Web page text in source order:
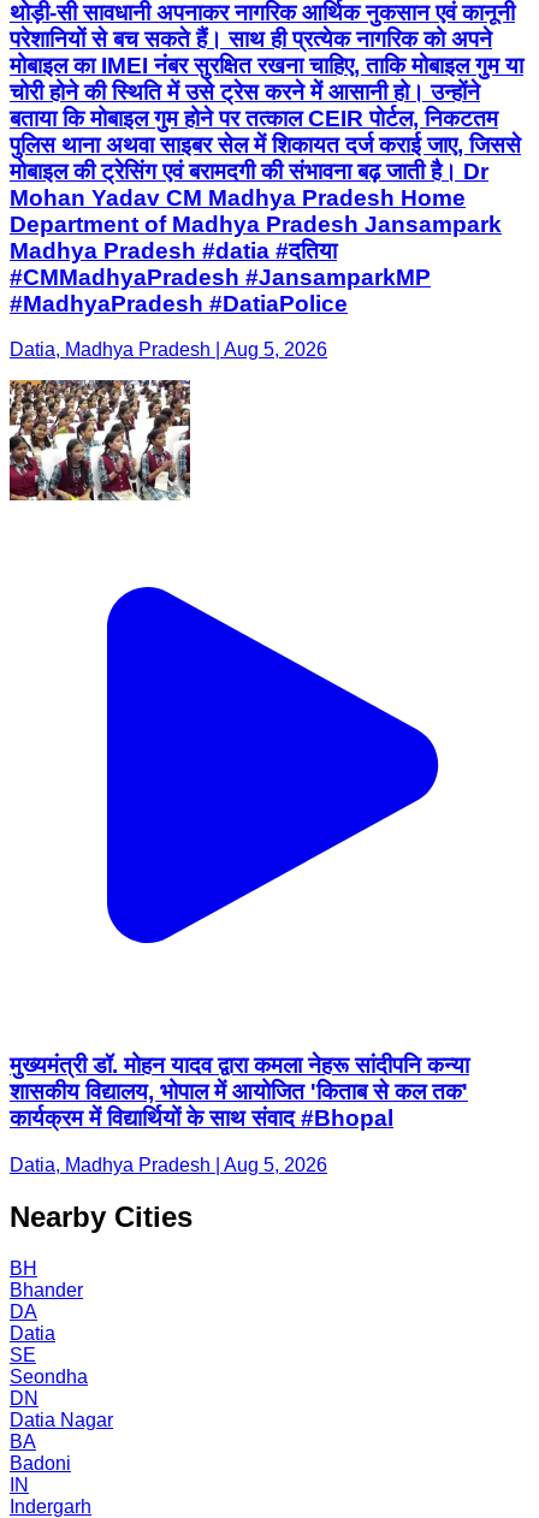
थोड़ी-सी सावधानी अपनाकर नागरिक आर्थिक नुकसान एवं कानूनी
परेशानियों से बच सकते हैं। साथ ही प्रत्येक नागरिक को अपने
मोबाइल का IMEI नंबर सुरक्षित रखना चाहिए, ताकि मोबाइल गुम या
चोरी होने की स्थिति में उसे ट्रेस करने में आसानी हो। उन्होंने
बताया कि मोबाइल गुम होने पर तत्काल CEIR पोर्टल, निकटतम
पुलिस थाना अथवा साइबर सेल में शिकायत दर्ज कराई जाए, जिससे
मोबाइल की ट्रेसिंग एवं बरामदगी की संभावना बढ़ जाती है। Dr
Mohan Yadav CM Madhya Pradesh Home
Department of Madhya Pradesh Jansampark
Madhya Pradesh #datia #दतिया
#CMMadhyaPradesh #JansamparkMP
#MadhyaPradesh #DatiaPolice
Datia, Madhya Pradesh | Aug 5, 2026
मुख्यमंत्री डॉ. मोहन यादव द्वारा कमला नेहरू सांदीपनि कन्या
शासकीय विद्यालय, भोपाल में आयोजित 'किताब से कल तक'
कार्यक्रम में विद्यार्थियों के साथ संवाद #Bhopal
Datia, Madhya Pradesh | Aug 5, 2026
Nearby Cities
BH
Bhander
DA
Datia
SE
Seondha
DN
Datia Nagar
BA
Badoni
IN
Indergarh